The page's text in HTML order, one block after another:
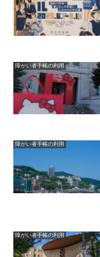
障がい者手帳の利用
障がい者手帳の利用
障がい者手帳の利用